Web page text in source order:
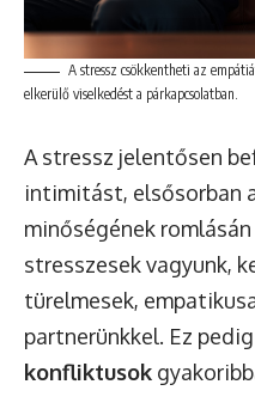
A stressz csökkentheti az
elkerülő viselkedést a párkapcsolatban.
A stressz jelentősen
intimitást, elsősorban
minőségének
stresszesek vagyunk,
türelmesek,
partnerünkkel. Ez
konfliktusok